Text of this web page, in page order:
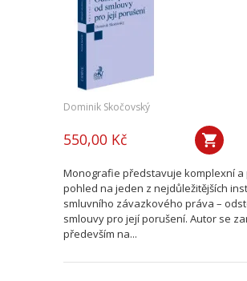
Dominik Skočovský
550,00 Kč
Monografie představuje komplexní
pohled na jeden z nejdůležitějších
smluvního závazkového práva –
smlouvy pro její porušení. Autor se
především na...